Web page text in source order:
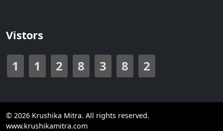
Vistors
1 1 2 8 3 8 2
© 2026 Krushika Mitra. All rights reserved.
www.krushikamitra.com